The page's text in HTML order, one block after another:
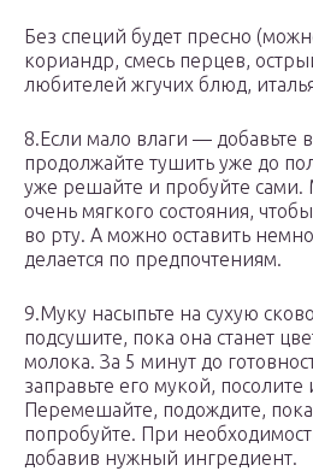
Без специй будет пресно
кориандр, смесь перцев,
любителей жгучих блюд,
8.Если мало влаги — добавьте
продолжайте тушить уже до
уже решайте и пробуйте сами.
очень мягкого состояния,
во рту. А можно оставить
делается по предпочтениям.
9.Муку насыпьте на сухую
подсушите, пока она станет
молока. За 5 минут до
заправьте его мукой, посолите
Перемешайте, подождите, пока
попробуйте. При
добавив нужный ингредиент.